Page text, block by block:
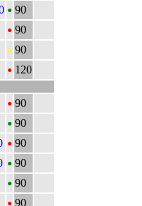
• 90
• 90
• 90
• 120
• 90
• 90
• 90
• 90
• 90
90